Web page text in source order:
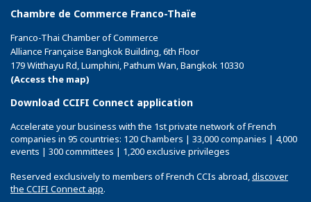
Chambre de Commerce Franco-Thaïe
Franco-Thai Chamber of Commerce
Alliance Française Bangkok Building, 6th Floor
179 Witthayu Rd, Lumphini, Pathum Wan, Bangkok 10330
(Access the map)
Download CCIFI Connect application
Accelerate your business with the 1st private network of French
companies in 95 countries: 120 Chambers | 33,000 companies | 4,000
events | 300 committees | 1,200 exclusive privileges
Reserved exclusively to members of French CCIs abroad,discover
the CCIFI Connect app.